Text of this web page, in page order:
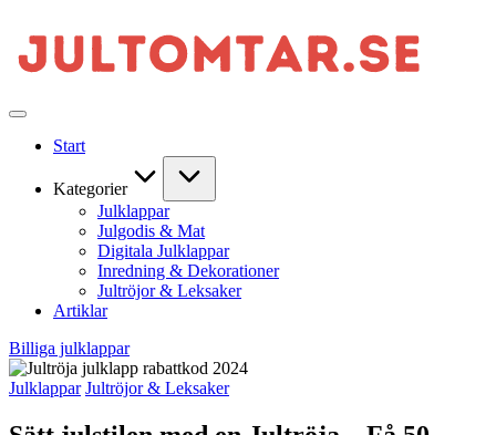
content
Julens
produkter
rabattkoder
Jultomtar.se
Start
Kategorier
Julklappar
Julgodis & Mat
Digitala Julklappar
Inredning & Dekorationer
Jultröjor & Leksaker
Artiklar
Billiga julklappar
Posted
Julklappar Jultröjor & Leksaker